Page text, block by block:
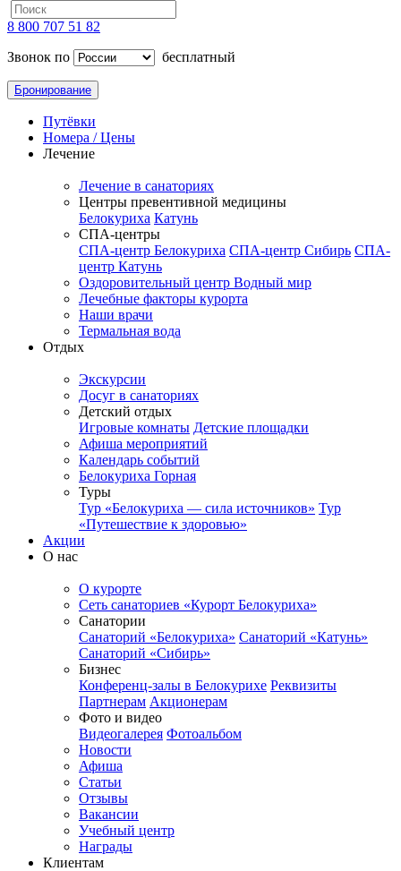
8 800 707 51 82
Звонок по
бесплатный
Бронирование
Путёвки
Номера / Цены
Лечение
Лечение в санаториях
Центры превентивной медицины
Белокуриха Катунь
СПА-центры
СПА-центр Белокуриха СПА-центр Сибирь СПА-
центр Катунь
Оздоровительный центр Водный мир
Лечебные факторы курорта
Наши врачи
Термальная вода
Отдых
Экскурсии
Досуг в санаториях
Детский отдых
Игровые комнаты Детские площадки
Афиша мероприятий
Календарь событий
Белокуриха Горная
Туры
Тур «Белокуриха — сила источников» Тур
«Путешествие к здоровью»
Акции
О нас
О курорте
Сеть санаториев «Курорт Белокуриха»
Санатории
Санаторий «Белокуриха» Санаторий «Катунь»
Санаторий «Сибирь»
Бизнес
Конференц-залы в Белокурихе Реквизиты
Партнерам Акционерам
Фото и видео
Видеогалерея Фотоальбом
Новости
Афиша
Статьи
Отзывы
Вакансии
Учебный центр
Награды
Клиентам